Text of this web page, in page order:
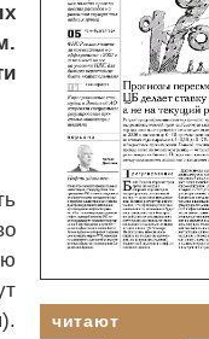
читают